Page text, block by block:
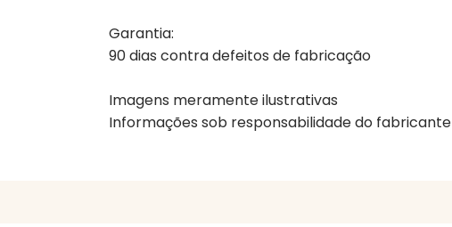
Garantia:
90 dias contra defeitos de fabricação
Imagens meramente ilustrativas
Informações sob responsabilidade do fabricante